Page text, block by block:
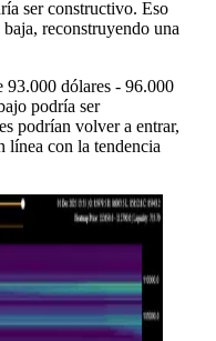
ser constructivo. Eso
reconstruyendo una
93.000 dólares - 96.000
podría ser
podrían volver a entrar,
línea con la tendencia